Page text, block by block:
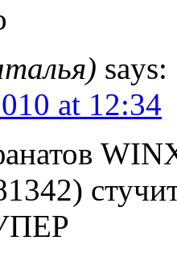
says:
at 12:34